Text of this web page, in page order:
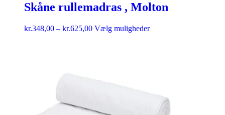
Skåne rullemadras , Molton
kr.348,00 – kr.625,00 Vælg muligheder